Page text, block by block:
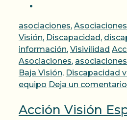
Categorías
asociaciones,
Visión, Discapacidad ,
información, Visivilidad
Asociaciones,
Baja Visión, Discapacidad
equipo Deja un comentario
Acción Visión